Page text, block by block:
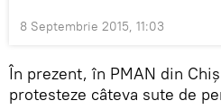
8 Septembrie 2015, 11:03
În prezent, în PMAN din
protesteze câteva sute de